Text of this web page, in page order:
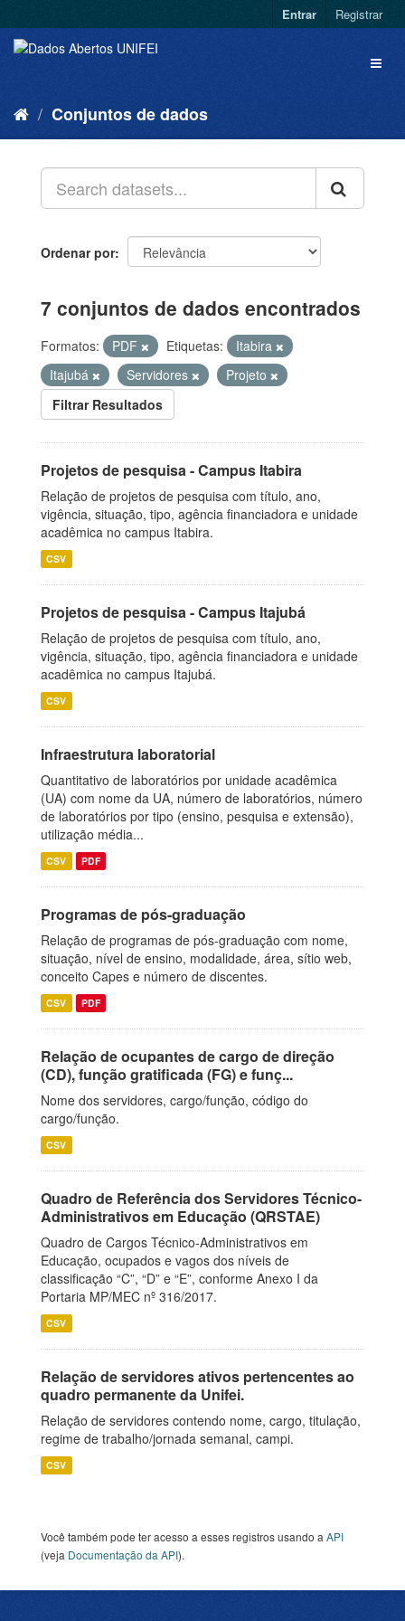
Entrar Registrar
Conjuntos de dados
Ordenar por
7 conjuntos de dados encontrados
Formatos: PDF Etiquetas:
Itabira
Itajubá
Servidores
Projeto
Filtrar Resultados
Projetos de pesquisa - Campus Itabira
Relação de projetos de pesquisa com título, ano,
vigência, situação, tipo, agência financiadora e unidade
acadêmica no campus Itabira.
CSV
Projetos de pesquisa - Campus Itajubá
Relação de projetos de pesquisa com título, ano,
vigência, situação, tipo, agência financiadora e unidade
acadêmica no campus Itajubá.
CSV
Infraestrutura laboratorial
Quantitativo de laboratórios por unidade acadêmica
(UA) com nome da UA, número de laboratórios, número
de laboratórios por tipo (ensino, pesquisa e extensão),
utilização média...
CSV PDF
Programas de pós-graduação
Relação de programas de pós-graduação com nome,
situação, nível de ensino, modalidade, área, sítio web,
conceito Capes e número de discentes.
CSV PDF
Relação de ocupantes de cargo de direção
(CD), função gratificada (FG) e funç...
Nome dos servidores, cargo/função, código do
cargo/função.
CSV
Quadro de Referência dos Servidores Técnico-
Administrativos em Educação (QRSTAE)
Quadro de Cargos Técnico-Administrativos em
Educação, ocupados e vagos dos níveis de
classificação “C”, “D” e “E”, conforme Anexo I da
Portaria MP/MEC nº 316/2017.
CSV
Relação de servidores ativos pertencentes ao
quadro permanente da Unifei.
Relação de servidores contendo nome, cargo, titulação,
regime de trabalho/jornada semanal, campi.
CSV
Você também pode ter acesso a esses registros usando a API
(veja Documentação da API).